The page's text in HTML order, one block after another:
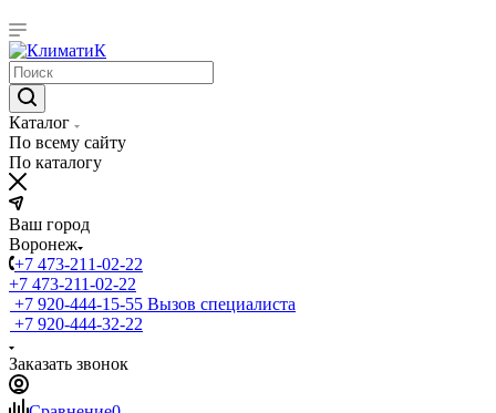
Каталог
По всему сайту
По каталогу
Ваш город
Воронеж
+7 473-211-02-22
+7 473-211-02-22
+7 920-444-15-55 Вызов специалиста
+7 920-444-32-22
Заказать звонок